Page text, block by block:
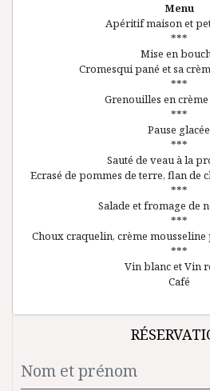
Menu
Apéritif maison et
***
Mise en
Cromesqui pané et sa
***
Grenouilles en
***
Pause glacée
***
Sauté de veau à la
Ecrasé de pommes de terre, flan de
***
Salade et fromage de
***
Choux craquelin, crème
***
Vin blanc et Vin
Café